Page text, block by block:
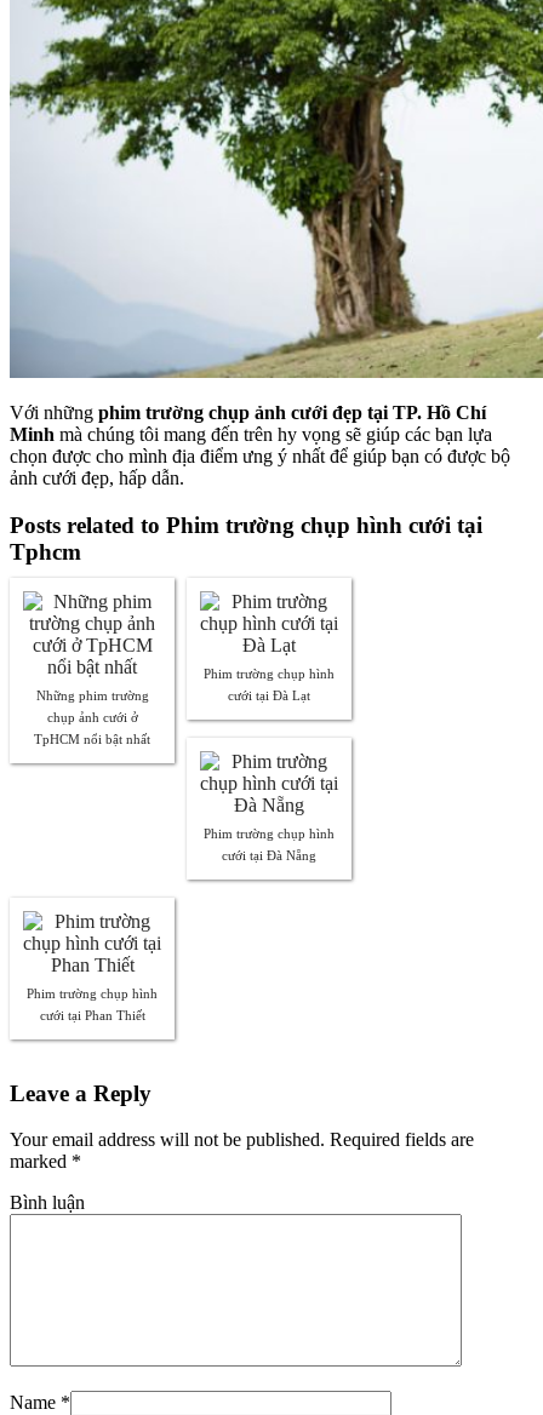
Với những phim trường chụp ảnh cưới đẹp tại TP. Hồ Chí
Minh mà chúng tôi mang đến trên hy vọng sẽ giúp các bạn lựa
chọn được cho mình địa điểm ưng ý nhất để giúp bạn có được bộ
ảnh cưới đẹp, hấp dẫn.
Posts related to Phim trường chụp hình cưới tại
Tphcm
Những phim trường
chụp ảnh cưới ở
TpHCM nổi bật nhất
Phim trường chụp hình
cưới tại Đà Lạt
Phim trường chụp hình
cưới tại Đà Nẵng
Phim trường chụp hình
cưới tại Phan Thiết
Leave a Reply
Your email address will not be published. Required fields are
marked *
Bình luận
Name *